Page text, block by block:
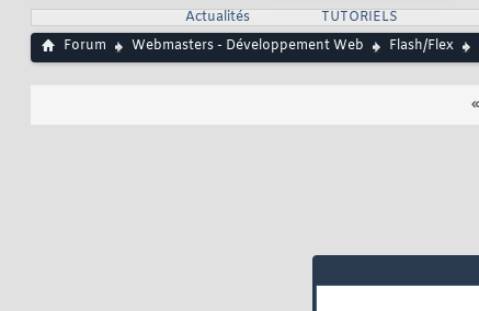
Actualités
TUTORIELS
Forum
Webmasters - Développement Web Flash/Flex
«